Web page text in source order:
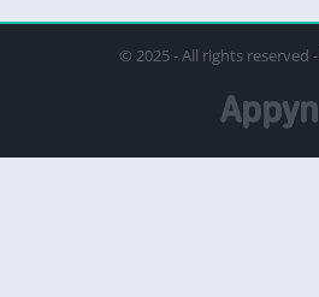
© 2025 - All rights reserved -